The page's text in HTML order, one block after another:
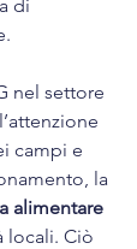
di
nel settore
campi e
la
alimentare
locali. Ciò